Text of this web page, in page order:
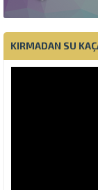
KIRMADAN SU